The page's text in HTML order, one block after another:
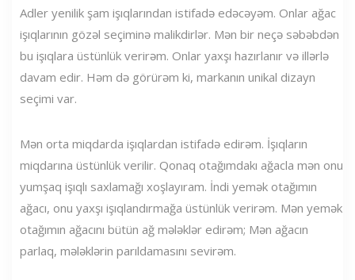
Adler yenilik şam işıqlarından istifadə edəcəyəm. Onlar ağac
işıqlarının gözəl seçiminə malikdirlər. Mən bir neçə səbəbdən
bu işıqlara üstünlük verirəm. Onlar yaxşı hazırlanır və illərlə
davam edir. Həm də görürəm ki, markanın unikal dizayn
seçimi var.
Mən orta miqdarda işıqlardan istifadə edirəm. İşıqların
miqdarına üstünlük verilir. Qonaq otağımdakı ağacla mən onu
yumşaq işıqlı saxlamağı xoşlayıram. İndi yemək otağımın
ağacı, onu yaxşı işıqlandırmağa üstünlük verirəm. Mən yemək
otağımın ağacını bütün ağ mələklər edirəm; Mən ağacın
parlaq, mələklərin parıldamasını sevirəm.